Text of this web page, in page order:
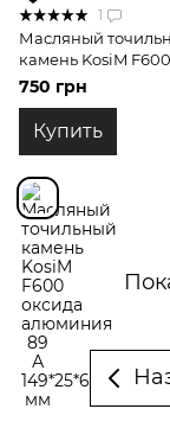
1
Масляный
камень KosiM
750 грн
Купить